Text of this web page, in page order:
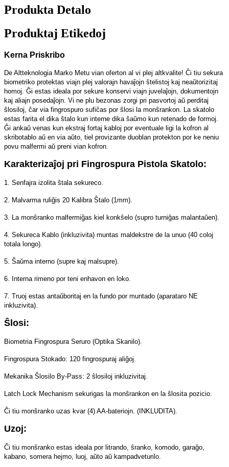
Produkta Detalo
Produktaj Etikedoj
Kerna Priskribo
De Altteknologia Marko Metu vian oferton al vi plej altkvalite! Ĉi tiu sekura
biometriko protektas viajn plej valorajn havaĵojn ŝtelistoj kaj neaŭtorizitaj
homoj. Ĝi estas ideala por sekure konservi viajn juvelaĵojn, dokumentojn
kaj aliajn posedaĵojn. Vi ne plu bezonas zorgi pri pasvortoj aŭ perditaj
ŝlosiloj, ĉar via fingrospuro sufiĉas por ŝlosi la monŝrankon. La skatolo
estas farita el dika ŝtalo kun interne dika ŝaŭmo kun retenado de formoj.
Ĝi ankaŭ venas kun ekstraj fortaj kabloj por eventuale ligi la kofron al
skribotablo aŭ en via aŭto, tiel provizante duoblan protekton por ke neniu
povu malfermi aŭ preni vian kofron.
Karakterizaĵoj pri Fingrospura Pistola Skatolo:
1. Senfajra izolita ŝtala sekureco.
2. Malvarma ruliĝis 20 Kalibra Ŝtalo (1mm).
3. La monŝranko malfermiĝas kiel konkŝelo (supro turniĝas malantaŭen).
4. Sekureca Kablo (inkluzivita) muntas maldekstre de la unuo (40 coloj
totala longo).
5. Ŝaŭma interno (supre kaj malsupre).
6. Interna rimeno por teni enhavon en loko.
7. Truoj estas antaŭboritaj en la fundo por muntado (aparataro NE
inkluzivita).
Ŝlosi:
Biometria Fingrospura Seruro (Optika Skanilo).
Fingrospura Stokado: 120 fingrospuraj aliĝoj.
Mekanika Ŝlosilo By-Pass: 2 ŝlosiloj inkluzivitaj.
Latch Lock Mechanism sekurigas la monŝrankon en la ŝlosita pozicio.
Ĉi tiu monŝranko uzas kvar (4) AA-bateriojn. (INKLUDITA).
Uzoj:
Ĉi tiu monŝranko estas ideala por litrando, ŝranko, komodo, garaĝo,
kabano, somera hejmo, luoj, aŭto aŭ kampadveturilo.